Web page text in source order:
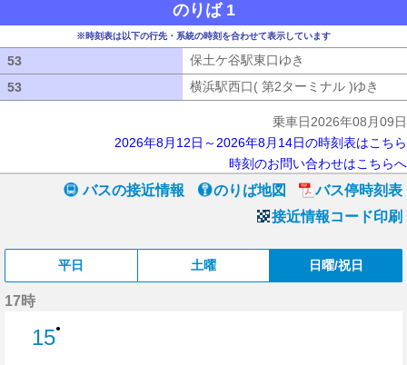
のりば 1
※時刻表は以下の行先・系統の時刻を合わせて表示しています
53 保土ケ谷駅東口ゆき
53
横浜駅西口( 第2ターミナル )ゆき
乗車日2026年08月09日
2026年8月12日～2026年8月14日の時刻表はこちら
時刻のお問い合わせはこちらへ
バスの接近情報 のりば地図
バス停時刻表
接近情報コード印刷
平日 土曜 日曜/祝日
17時
15●